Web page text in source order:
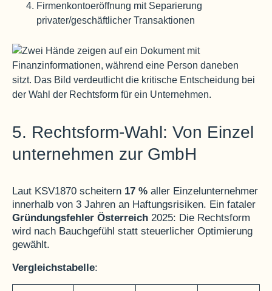
Firmenkontoeröffnung mit Separierung
privater/geschäftlicher Transaktionen
5. Rechtsform-Wahl: Von Einzel
unternehmen zur GmbH
Laut KSV1870 scheitern 17 % aller Einzelunternehmer
innerhalb von 3 Jahren an Haftungsrisiken. Ein fataler
Gründungsfehler Österreich 2025: Die Rechtsform
wird nach Bauchgefühl statt steuerlicher Optimierung
gewählt.
Vergleichstabelle: